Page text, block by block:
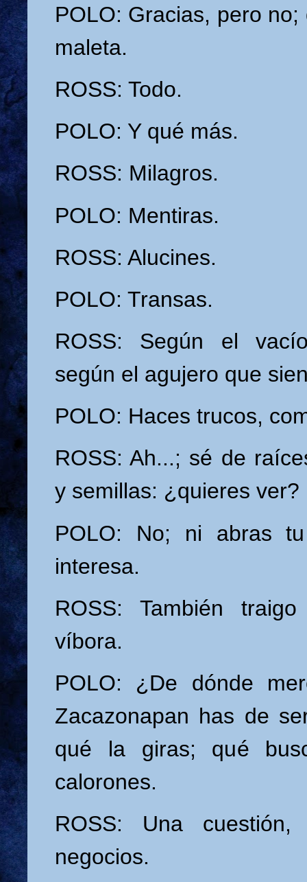
POLO: Gracias, pero
maleta.
ROSS: Todo.
POLO: Y qué más.
ROSS: Milagros.
POLO: Mentiras.
ROSS: Alucines.
POLO: Transas.
ROSS: Según el
según el agujero que
POLO: Haces trucos,
ROSS: Ah...; sé de
y semillas: ¿quieres ver?
POLO: No; ni abras
interesa.
ROSS: También
víbora.
POLO: ¿De dónde
Zacazonapan has de
qué la giras; qué
calorones.
ROSS: Una
negocios.